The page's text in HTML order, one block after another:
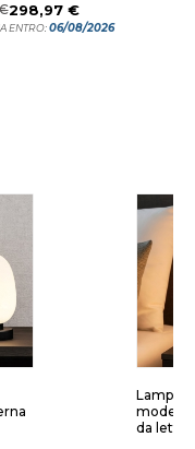
298,97 €
ENTRO:06/08/2026
da letto